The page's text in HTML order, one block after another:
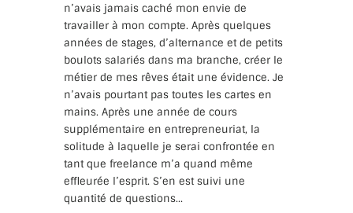
n’avais jamais caché mon envie de
travailler à mon compte. Après quelques
années de stages, d’alternance et de petits
boulots salariés dans ma branche, créer le
métier de mes rêves était une évidence. Je
n’avais pourtant pas toutes les cartes en
mains. Après une année de cours
supplémentaire en entrepreneuriat, la
solitude à laquelle je serai confrontée en
tant que freelance m’a quand même
effleurée l’esprit. S’en est suivi une
quantité de questions…